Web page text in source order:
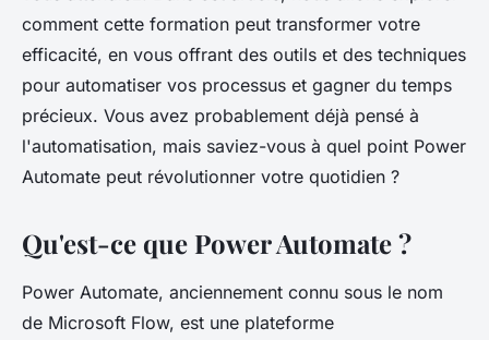
Pierre•21 janvier 2025•7 min de lecture
comment cette formation peut transformer votre
efficacité, en vous offrant des outils et des techniques
pour automatiser vos processus et gagner du temps
précieux. Vous avez probablement déjà pensé à
l'automatisation, mais saviez-vous à quel point Power
Automate peut révolutionner votre quotidien ?
Qu'est-ce que Power Automate ?
Power Automate, anciennement connu sous le nom
de Microsoft Flow, est une plateforme